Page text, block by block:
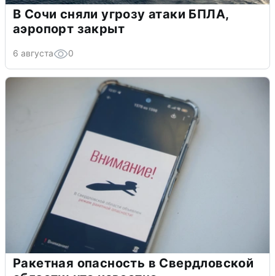
В Сочи сняли угрозу атаки БПЛА,
аэропорт закрыт
6 августа 0
Ракетная опасность в Свердловской